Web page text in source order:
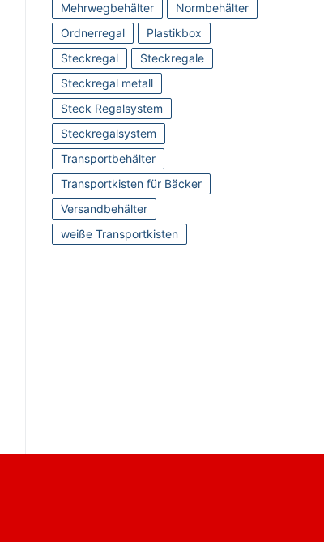
Mehrwegbehälter
Normbehälter
Ordnerregal
Plastikbox
Steckregal
Steckregale
Steckregal metall
Steck Regalsystem
Steckregalsystem
Transportbehälter
Transportkisten für Bäcker
Versandbehälter
weiße Transportkisten